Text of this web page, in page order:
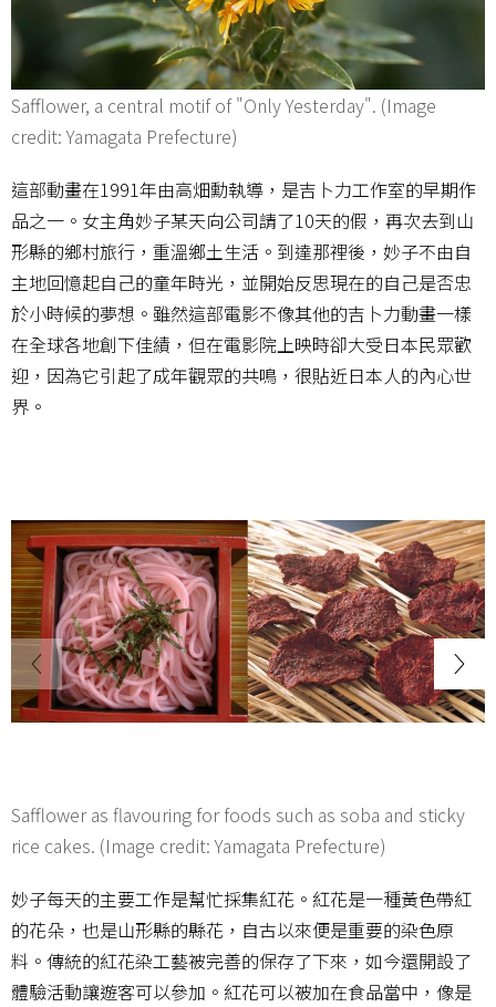
Safflower, a central motif of "Only Yesterday". (Image
credit: Yamagata Prefecture)
這部動畫在1991年由高畑勳執導，是吉卜力工作室的早期作
品之一。女主角妙子某天向公司請了10天的假，再次去到山
形縣的鄉村旅行，重溫鄉土生活。到達那裡後，妙子不由自
主地回憶起自己的童年時光，並開始反思現在的自己是否忠
於小時候的夢想。雖然這部電影不像其他的吉卜力動畫一樣
在全球各地創下佳績，但在電影院上映時卻大受日本民眾歡
迎，因為它引起了成年觀眾的共鳴，很貼近日本人的內心世
界。
Safflower as flavouring for foods such as soba and sticky
rice cakes. (Image credit: Yamagata Prefecture)
妙子每天的主要工作是幫忙採集紅花。紅花是一種黃色帶紅
的花朵，也是山形縣的縣花，自古以來便是重要的染色原
料。傳統的紅花染工藝被完善的保存了下來，如今還開設了
體驗活動讓遊客可以參加。紅花可以被加在食品當中，像是